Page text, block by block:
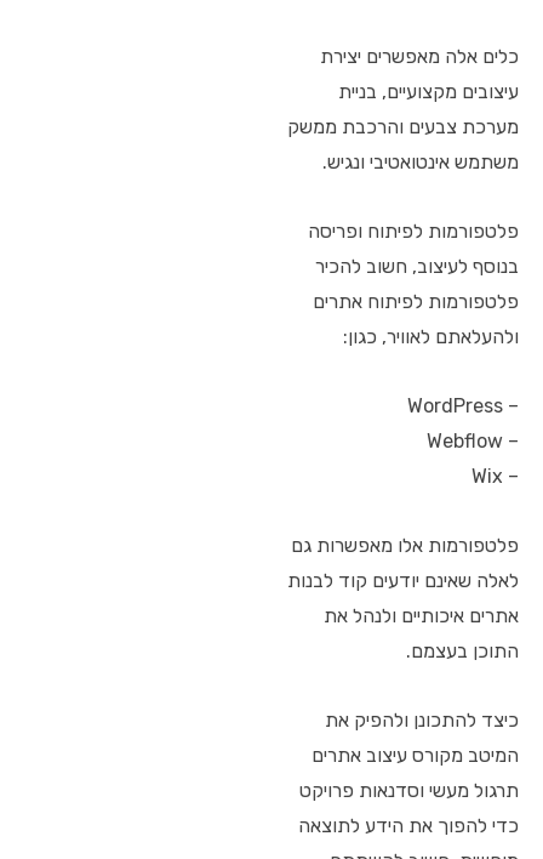
כלים אלה מאפשרים יצירת
עיצובים מקצועיים, בניית
מערכת צבעים והרכבת ממשק
משתמש אינטואטיבי ונגיש.
פלטפורמות לפיתוח ופריסה
בנוסף לעיצוב, חשוב להכיר
פלטפורמות לפיתוח אתרים
ולהעלאתם לאוויר, כגון:
– WordPress
– Webflow
– Wix
פלטפורמות אלו מאפשרות גם
לאלה שאינם יודעים קוד לבנות
אתרים איכותיים ולנהל את
התוכן בעצמם.
כיצד להתכונן ולהפיק את
המיטב מקורס עיצוב אתרים
תרגול מעשי וסדנאות פרויקט
כדי להפוך את הידע לתוצאה